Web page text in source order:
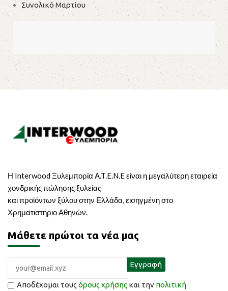
Συνολικό Μαρτίου
Η Interwood Ξυλεμπορία A.T.E.N.E είναι η μεγαλύτερη εταιρεία
χονδρικής πώλησης ξυλείας
και προϊόντων ξύλου στην Ελλάδα, εισηγμένη στο
Χρηματιστήριο Αθηνών.
Μάθετε πρώτοι τα νέα μας
Αποδέχομαι τους όρους χρήσης και την πολιτική